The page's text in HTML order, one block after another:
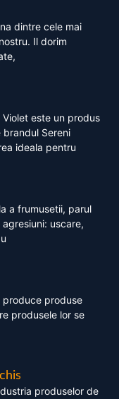
dintre cele mai
Il dorim
este un produs
Sereni
ideala pentru
a frumusetii, parul
uscare,
produce produse
produsele lor se
produselor de